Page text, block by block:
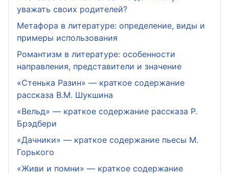
уважать своих родителей?
Метафора в литературе: определение, виды и
примеры использования
Романтизм в литературе: особенности
направления, представители и значение
«Стенька Разин» — краткое содержание
рассказа В.М. Шукшина
«Вельд» — краткое содержание рассказа Р.
Брэдбери
«Дачники» — краткое содержание пьесы М.
Горького
«Живи и помни» — краткое содержание